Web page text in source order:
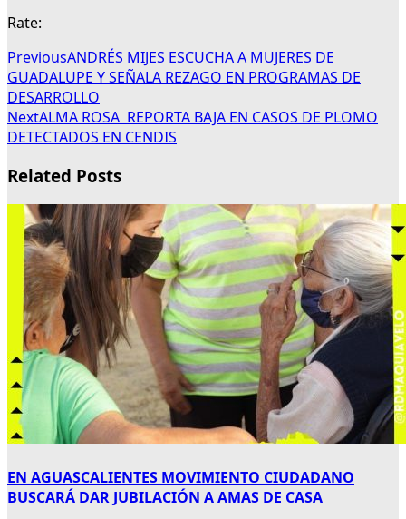
Rate:
PreviousANDRÉS MIJES ESCUCHA A MUJERES DE
GUADALUPE Y SEÑALA REZAGO EN PROGRAMAS DE
DESARROLLO
NextALMA ROSA REPORTA BAJA EN CASOS DE PLOMO
DETECTADOS EN CENDIS
Related Posts
EN AGUASCALIENTES MOVIMIENTO CIUDADANO
BUSCARÁ DAR JUBILACIÓN A AMAS DE CASA